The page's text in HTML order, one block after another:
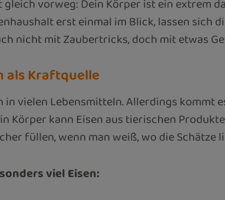
vorweg: Dein Körper ist ein extrem
erst einmal im Blick, lassen
nicht mit Zaubertricks, doch mit etwas
als Kraftquelle
in vielen Lebensmitteln. Allerdings kommt
Körper kann Eisen aus tierischen
füllen, wenn man weiß, wo die Schätze
viel Eisen: